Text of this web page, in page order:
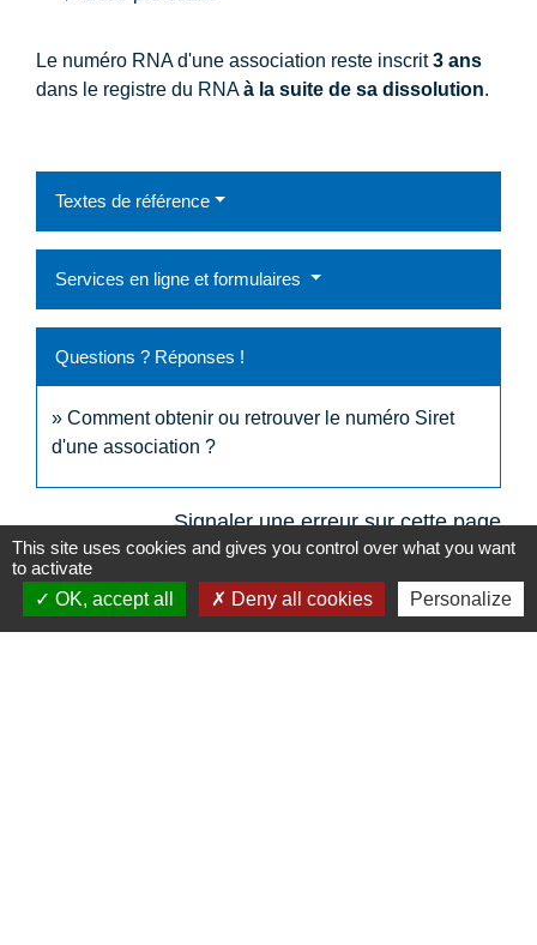
Le numéro RNA d'une association reste inscrit3 ans
dans le registre du RNAà la suite de sa dissolution.
Textes de référence
Services en ligne et formulaires
Questions ? Réponses !
Comment obtenir ou retrouver le numéro Siret
d'une association ?
Signaler une erreur sur cette page
This site uses cookies and gives you control over what you want
to activate
OK, accept all
Deny all cookies Personalize